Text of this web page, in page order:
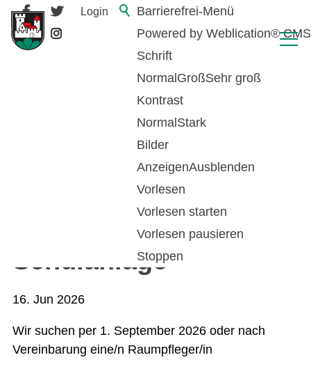
Barrierefrei-Menü
Powered by Weblication® CMS
Schrift
Normal GroßSehr groß
Kontrast
Normal Stark
Bilder
AnzeigenAusblenden
Vorlesen
Vorlesen starten
Vorlesen pausieren
Stoppen
Login
Stellenausschreibung
- Raumpflegerin
Schulanlage
16. Jun 2026
Wir suchen per 1. September 2026 oder nach
Vereinbarung eine/n Raumpfleger/in